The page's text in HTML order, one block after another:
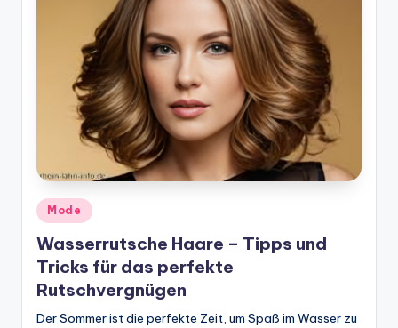
Posted
in
Mode
Wasserrutsche Haare – Tipps und
Tricks für das perfekte
Rutschvergnügen
Der Sommer ist die perfekte Zeit, um Spaß im Wasser zu